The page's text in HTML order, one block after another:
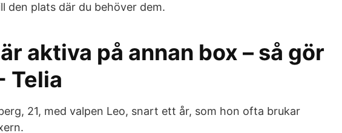
den plats där du behöver dem.
aktiva på annan box – så gör
Telia
21, med valpen Leo, snart ett år, som hon ofta brukar